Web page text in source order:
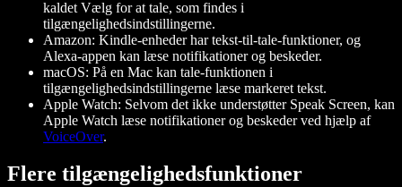
kaldet Vælg for at tale, som findes i
tilgængelighedsindstillingerne.
Amazon: Kindle-enheder har tekst-til-tale-funktioner, og
Alexa-appen kan læse notifikationer og beskeder.
macOS: På en Mac kan tale-funktionen i
tilgængelighedsindstillingerne læse markeret tekst.
Apple Watch: Selvom det ikke understøtter Speak Screen, kan
Apple Watch læse notifikationer og beskeder ved hjælp af
VoiceOver.
Flere tilgængelighedsfunktioner